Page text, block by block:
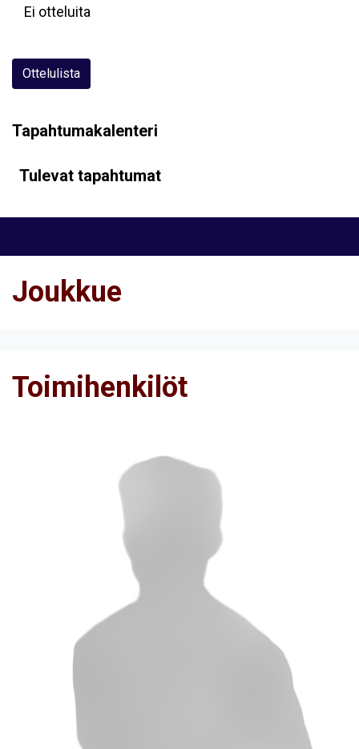
Ei otteluita
Ottelulista
Tapahtumakalenteri
Tulevat tapahtumat
Joukkue
Toimihenkilöt